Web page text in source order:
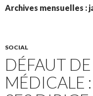
Archives mensuelles :
SOCIAL
DÉFAUT
MÉDICALE